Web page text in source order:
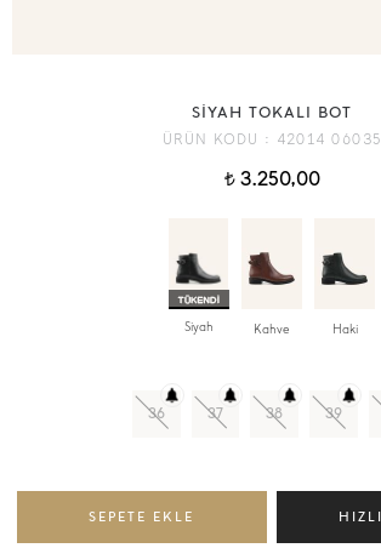
SİYAH TOKALI BOT
ÜRÜN KODU : 42014 06035
t3.250,00
Siyah Kahve Haki
36 37 38 39